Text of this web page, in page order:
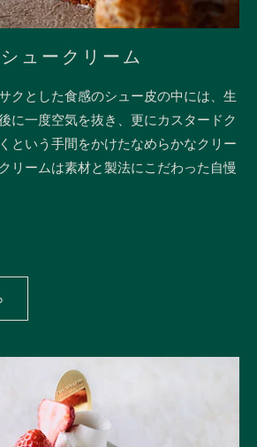
ュークリーム
クとした食感のシュー皮の中には、生
に一度空気を抜き、更にカスタードク
という手間をかけたなめらかなクリー
リームは素材と製法にこだわった自慢